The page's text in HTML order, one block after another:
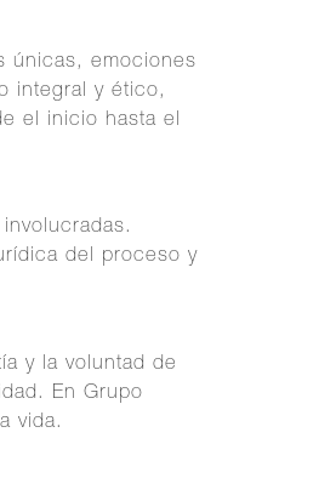
únicas, emociones
integral y ético,
el inicio hasta el
del proceso y
y la voluntad de
En Grupo
vida.